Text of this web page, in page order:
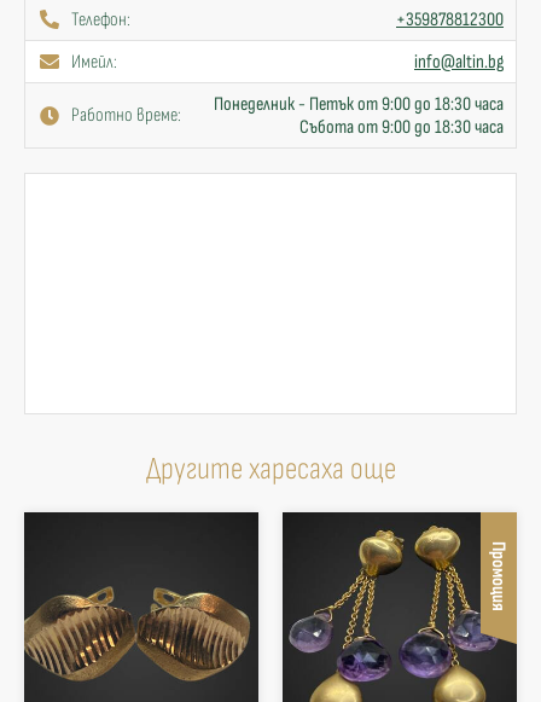
Телефон:
+359878812300
Имейл:
info@altin.bg
Работно време:
Понеделник - Петък от 9:00 до 18:30 часа
Събота от 9:00 до 18:30 часа
Другите харесаха още
Промоция